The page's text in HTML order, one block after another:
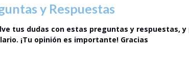
y Respuestas
tus dudas con estas preguntas y respuestas,
¡Tu opinión es importante! Gracias